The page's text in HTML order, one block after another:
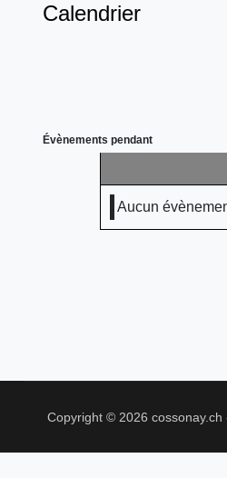
Calendrier
Évènements pendant
Aucun
Copyright © 2026